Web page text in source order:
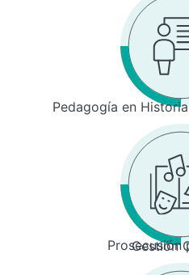
Pedagogía en
Prosecusión
Gestión